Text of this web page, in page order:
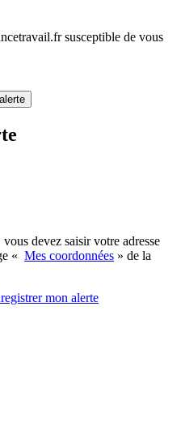
susceptible de vous
devez saisir votre adresse
« Mes coordonnées » de la
mon alerte